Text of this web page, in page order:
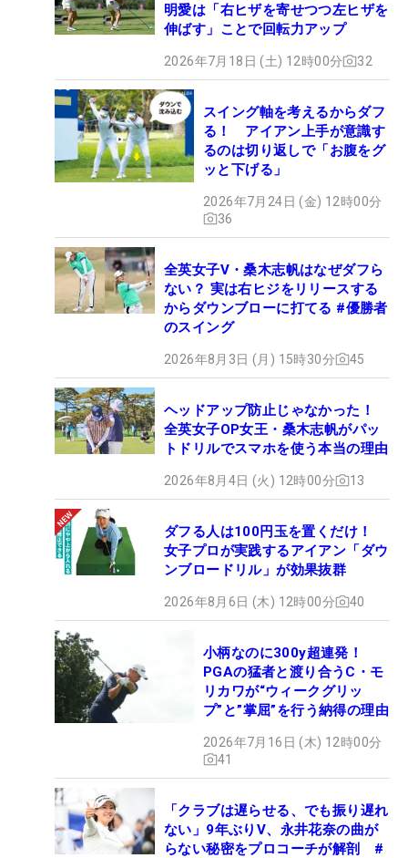
明愛は「右ヒザを寄せつつ左ヒザを
伸ばす」ことで回転力アップ
2026年7月18日 (土) 12時00分 32
スイング軸を考えるからダフ
る！ アイアン上手が意識す
るのは切り返しで「お腹をグ
ッと下げる」
2026年7月24日 (金) 12時00分
36
全英女子V・桑木志帆はなぜダフら
ない？ 実は右ヒジをリリースする
からダウンブローに打てる #優勝者
のスイング
2026年8月3日 (月) 15時30分 45
ヘッドアップ防止じゃなかった！
全英女子OP女王・桑木志帆がパッ
トドリルでスマホを使う本当の理由
2026年8月4日 (火) 12時00分 13
ダフる人は100円玉を置くだけ！
女子プロが実践するアイアン「ダウ
ンブロードリル」が効果抜群
2026年8月6日 (木) 12時00分 40
小柄なのに300y超連発！
PGAの猛者と渡り合うC・モ
リカワが“ウィークグリッ
プ”と”掌屈”を行う納得の理由
2026年7月16日 (木) 12時00分
41
「クラブは遅らせる、でも振り遅れ
ない」9年ぶりV、永井花奈の曲が
らない秘密をプロコーチが解剖 #